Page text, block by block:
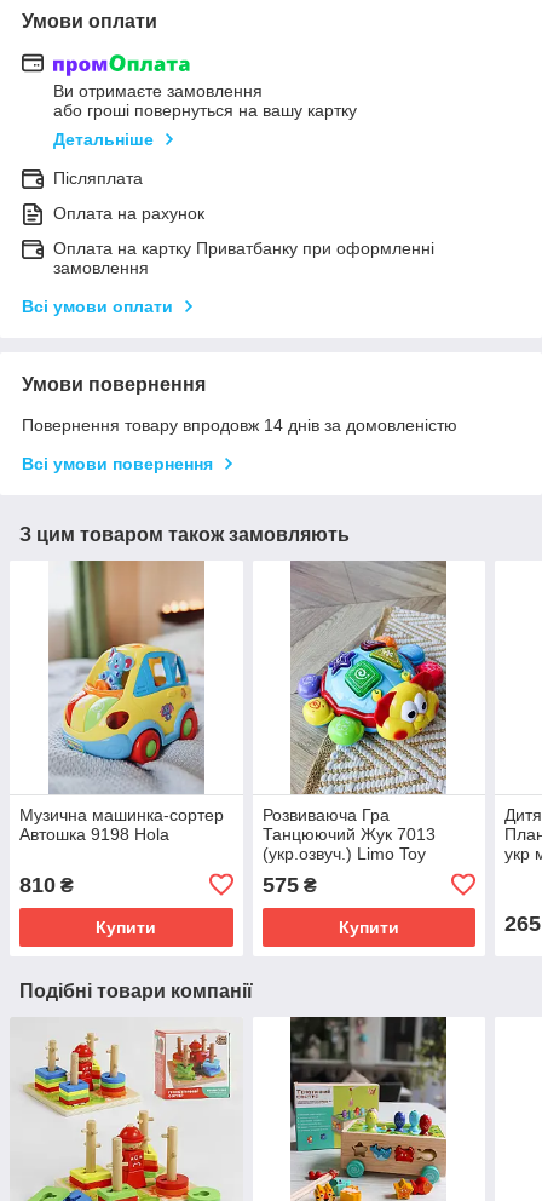
Умови оплати
Ви отримаєте замовлення
або гроші повернуться на вашу картку
Детальніше
Післяплата
Оплата на рахунок
Оплата на картку Приватбанку при оформленні
замовлення
Всі умови оплати
Умови повернення
Повернення товару впродовж 14 днів за домовленістю
Всі умови повернення
З цим товаром також замовляють
Музична машинка-сортер
Автошка 9198 Hola
810 ₴
Купити
Розвиваюча Гра
Танцюючий Жук 7013
(укр.озвуч.) Limo Toy
575₴
Купити
укр
265
Подібні товари компанії